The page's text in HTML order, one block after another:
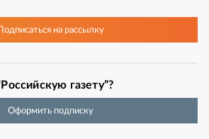
на рассылку
газету”?
Оформить подписку